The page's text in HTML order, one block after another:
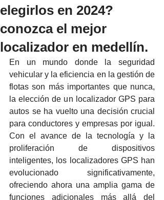
elegirlos en 2024?
conozca el mejor
localizador en medellín.
En un mundo donde la seguridad
vehicular y la eficiencia en la gestión de
flotas son más importantes que nunca,
la elección de un localizador GPS para
autos se ha vuelto una decisión crucial
para conductores y empresas por igual.
Con el avance de la tecnología y la
proliferación de dispositivos
inteligentes, los localizadores GPS han
evolucionado significativamente,
ofreciendo ahora una amplia gama de
funciones adicionales más allá del